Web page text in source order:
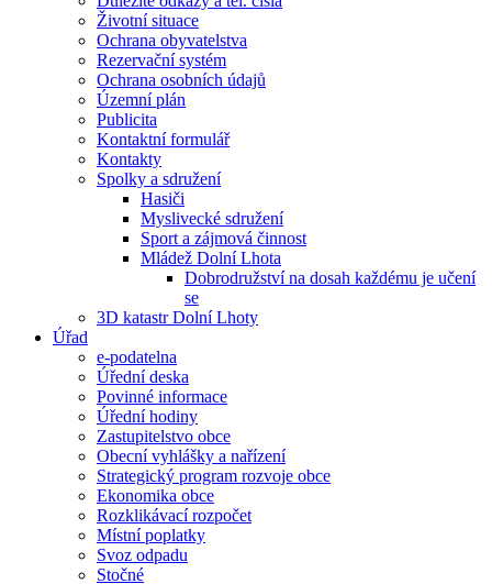
Životní situace
Ochrana obyvatelstva
Rezervační systém
Ochrana osobních údajů
Územní plán
Publicita
Kontaktní formulář
Kontakty
Spolky a sdružení
Hasiči
Myslivecké sdružení
Sport a zájmová činnost
Mládež Dolní Lhota
Dobrodružství na dosah každému je učení
se
3D katastr Dolní Lhoty
Úřad
e-podatelna
Úřední deska
Povinné informace
Úřední hodiny
Zastupitelstvo obce
Obecní vyhlášky a nařízení
Strategický program rozvoje obce
Ekonomika obce
Rozklikávací rozpočet
Místní poplatky
Svoz odpadu
Stočné